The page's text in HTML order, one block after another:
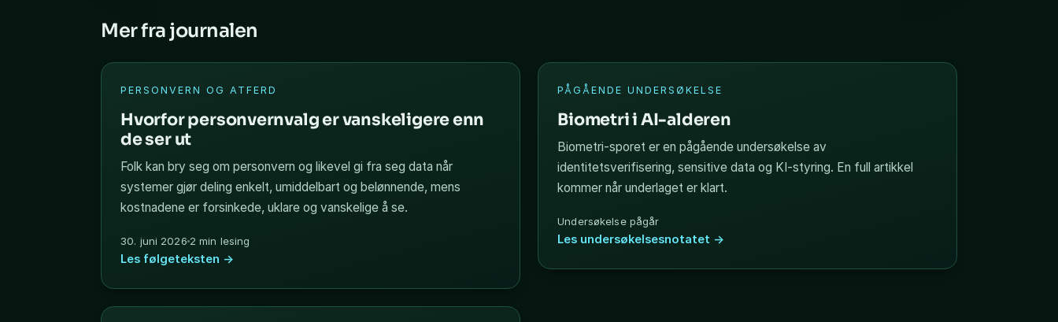
Mer fra journalen
PERSONVERN OG ATFERD
Hvorfor personvernvalg er vanskeligere enn
de ser ut
Folk kan bry seg om personvern og likevel gi fra seg data når
systemer gjør deling enkelt, umiddelbart og belønnende, mens
kostnadene er forsinkede, uklare og vanskelige å se.
30. juni 2026 2 min lesing
Les følgeteksten →
PÅGÅENDE UNDERSØKELSE
Biometri i AI-alderen
Biometri-sporet er en pågående undersøkelse av
identitetsverifisering, sensitive data og KI-styring. En full artikkel
kommer når underlaget er klart.
Undersøkelse pågår
Les undersøkelsesnotatet →